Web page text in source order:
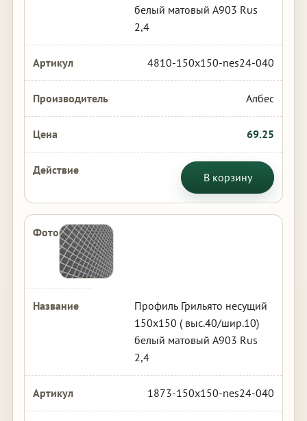
белый матовый А903 Rus
2,4
4810-150x150-nes24-040
Албес
69.25
В корзину
Профиль Грильято несущий
150х150 ( выс.40/шир.10)
белый матовый А903 Rus
2,4
1873-150x150-nes24-040